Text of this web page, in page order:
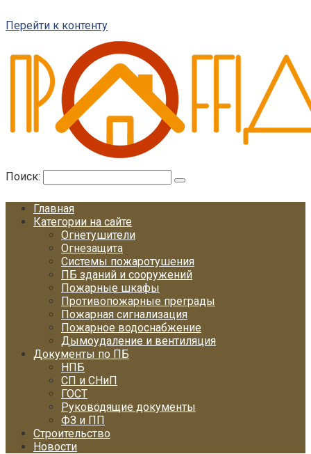
Перейти к контенту
Поиск:
Главная
Категории на сайте
Огнетушители
Огнезащита
Системы пожаротушения
ПБ зданий и сооружений
Пожарные шкафы
Противопожарные преграды
Пожарная сигнализация
Пожарное водоснабжение
Дымоудаление и вентиляция
Документы по ПБ
НПБ
СП и СНиП
ГОСТ
Руководящие документы
ФЗ и ПП
Строительство
Новости